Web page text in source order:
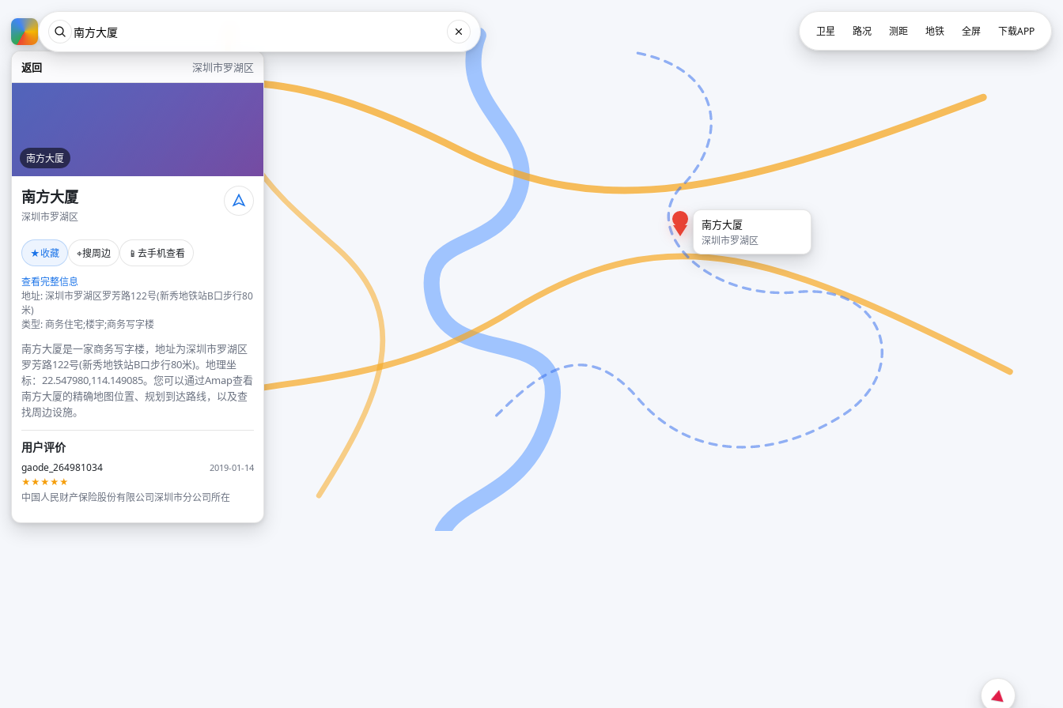
返回 深圳市罗湖区
南方大厦
南方大厦
深圳市罗湖区
★收藏 ⌖搜周边 📱 去手机查看
查看完整信息
地址: 深圳市罗湖区罗芳路122号(新秀地铁站B口步行80
米)
类型: 商务住宅;楼宇;商务写字楼
南方大厦是一家商务写字楼，地址为深圳市罗湖区
罗芳路122号(新秀地铁站B口步行80米)。地理坐
标：22.547980,114.149085。您可以通过Amap查看
南方大厦的精确地图位置、规划到达路线，以及查
找周边设施。
用户评价
gaode_264981034
2019-01-14
★★★★★
中国人民财产保险股份有限公司深圳市分公司所在
南方大厦
深圳市罗湖区
卫星 路况 测距 地铁 全屏 下载APP